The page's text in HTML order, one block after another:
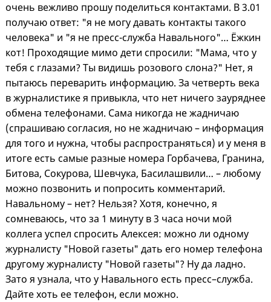
очень вежливо прошу поделиться контактами. В 3.01
получаю ответ: "я не могу давать контакты такого
человека" и "я не пресс-служба Навального"… Ёжкин
кот! Проходящие мимо дети спросили: "Мама, что у
тебя с глазами? Ты видишь розового слона?" Нет, я
пытаюсь переварить информацию. За четверть века
в журналистике я привыкла, что нет ничего зауряднее
обмена телефонами. Сама никогда не жадничаю
(спрашиваю согласия, но не жадничаю – информация
для того и нужна, чтобы распространяться) и у меня в
итоге есть самые разные номера Горбачева, Гранина,
Битова, Сокурова, Шевчука, Басилашвили… – любому
можно позвонить и попросить комментарий.
Навальному – нет? Нельзя? Хотя, конечно, я
сомневаюсь, что за 1 минуту в 3 часа ночи мой
коллега успел спросить Алексея: можно ли одному
журналисту "Новой газеты" дать его номер телефона
другому журналисту "Новой газеты"? Ну да ладно.
Зато я узнала, что у Навального есть пресс–служба.
Дайте хоть ее телефон, если можно.